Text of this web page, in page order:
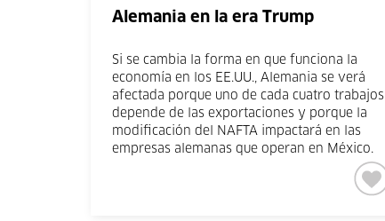
Alemania en la era Trump
Si se cambia la forma en que funciona la
economía en los EE.UU., Alemania se verá
afectada porque uno de cada cuatro trabajos
depende de las exportaciones y porque la
modificación del NAFTA impactará en las
empresas alemanas que operan en México.